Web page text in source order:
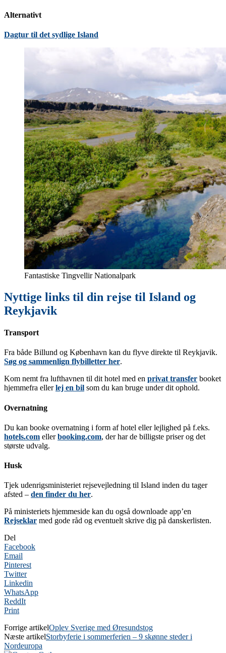
Alternativt
Dagtur til det sydlige Island
Fantastiske Tingvellir Nationalpark
Nyttige links til din rejse til Island og
Reykjavik
Transport
Fra både Billund og København kan du flyve direkte til Reykjavik.
Søg og sammenlign flybilletter her.
Kom nemt fra lufthavnen til dit hotel med en privat transfer booket
hjemmefra ellerlej en bil som du kan bruge under dit ophold.
Overnatning
Du kan booke overnatning i form af hotel eller lejlighed på f.eks.
hotels.com ellerbooking.com, der har de billigste priser og det
største udvalg.
Husk
Tjek udenrigsministeriet rejsevejledning til Island inden du tager
afsted – den finder du her.
På ministeriets hjemmeside kan du også downloade app’en
Rejseklar med gode råd og eventuelt skrive dig på danskerlisten.
Del
Facebook
Email
Pinterest
Twitter
Linkedin
WhatsApp
ReddIt
Print
Forrige artikelOplev Sverige med Øresundstog
Næste artikelStorbyferie i sommerferien – 9 skønne steder i
Nordeuropa